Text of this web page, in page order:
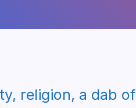
religion, a dab